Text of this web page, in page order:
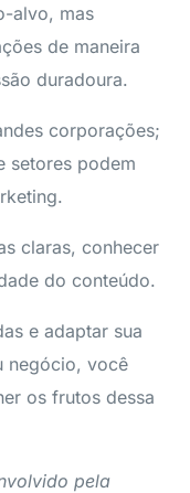
alvo, mas
de maneira
duradoura.
corporações;
setores podem
claras, conhecer
do conteúdo.
e adaptar sua
negócio, você
os frutos dessa
pela